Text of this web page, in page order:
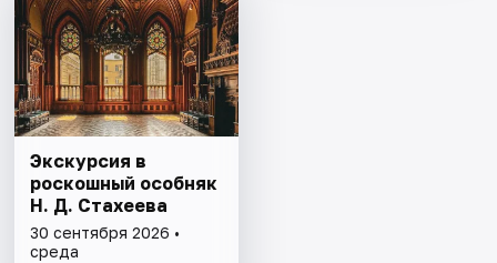
Экскурсия в
роскошный особняк
Н. Д. Стахеева
30 сентября 2026 •
среда